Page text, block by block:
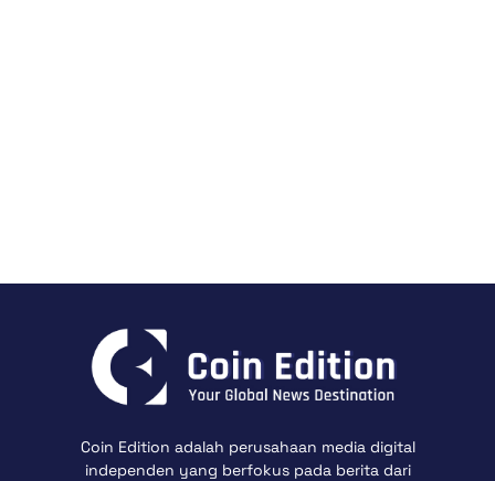
Coin Edition adalah perusahaan media digital
independen yang berfokus pada berita dari